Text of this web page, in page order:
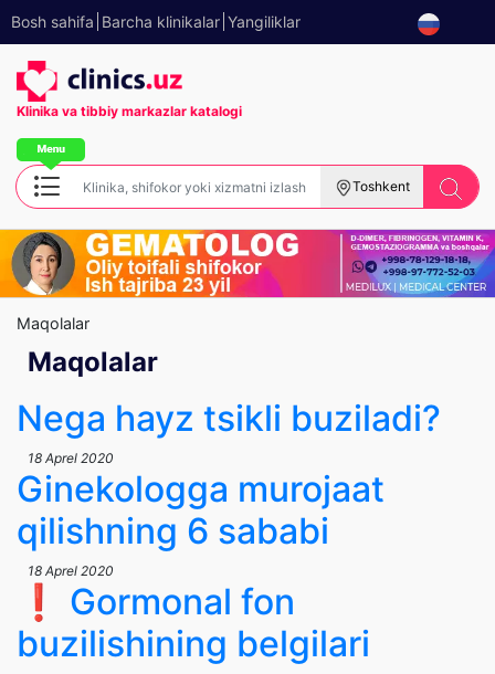
Bosh sahifa Barcha klinikalar Yangiliklar
Klinika va tibbiy markazlar katalogi
Toshkent
Maqolalar
Maqolalar
Nega hayz tsikli buziladi?
18 Aprel 2020
Ginekologga murojaat
qilishning 6 sababi
18 Aprel 2020
❗️ Gormonal fon
buzilishining belgilari